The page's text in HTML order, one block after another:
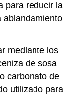
para reducir la
ablandamiento
mediante los
de sosa
carbonato de
utilizado para